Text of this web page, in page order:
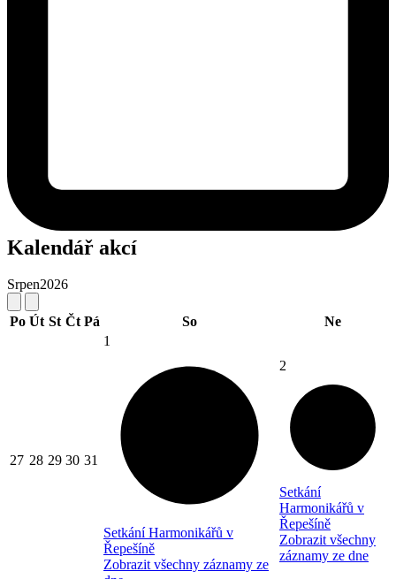
Kalendář akcí
Srpen2026
Po Út St Čt Pá So Ne
27 28 29 30 31
1
Setkání Harmonikářů v
Řepešíně
Zobrazit všechny záznamy ze
2
Setkání
Harmonikářů v
Řepešíně
Zobrazit všechny
záznamy ze dne